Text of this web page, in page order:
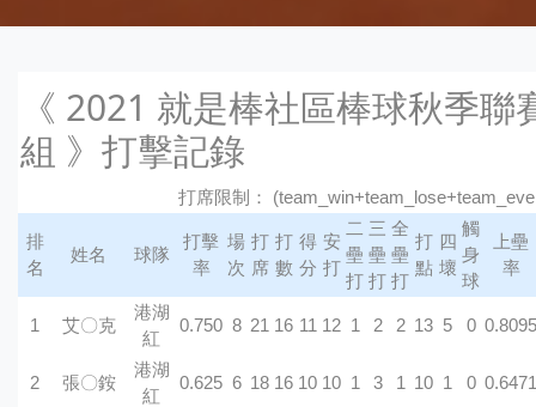
《 2021 就是棒社區棒球秋季聯
組 》打擊記錄
打席限制：
排
名
姓名 球隊
打擊
率
場
次
打
席
打
數
得
分
安
打
二
壘
打
三
壘
打
全
壘
打
打
點
四
壞
觸
身
球
上壘
率
1 艾〇克
港湖
紅
0.750 8 21 16 11 12 1 2 2 13 5 0 0.8095
2 張〇銨
港湖
紅
0.625 6 18 16 10 10 1 3 1 10 1 0 0.6471